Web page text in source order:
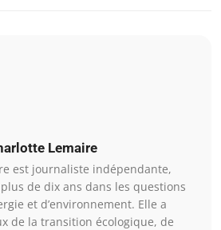
Lemaire
est journaliste indépendante,
de dix ans dans les questions
et d’environnement. Elle a
de la transition écologique, de